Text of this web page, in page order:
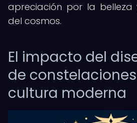
apreciación por la belleza
del cosmos.
El impacto del
de
cultura moderna